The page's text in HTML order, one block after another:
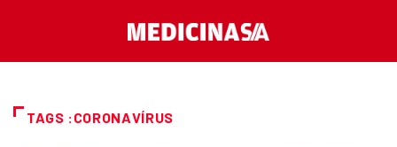
TAGS :CORONAVÍRUS